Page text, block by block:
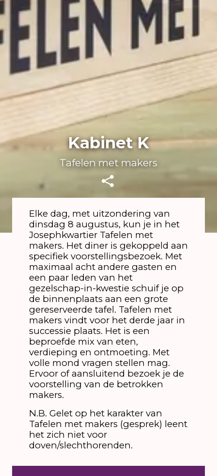
Kabinet K
Tafelen met makers
Elke dag, met uitzondering van
dinsdag 8 augustus, kun je in het
Josephkwartier Tafelen met
makers. Het diner is gekoppeld aan
specifiek voorstellingsbezoek. Met
maximaal acht andere gasten en
een paar leden van het
gezelschap-in-kwestie schuif je op
de binnenplaats aan een grote
gereserveerde tafel. Tafelen met
makers vindt voor het derde jaar in
successie plaats. Het is een
beproefde mix van eten,
verdieping en ontmoeting. Met
volle mond vragen stellen mag.
Ervoor of aansluitend bezoek je de
voorstelling van de betrokken
makers.
N.B. Gelet op het karakter van
Tafelen met makers (gesprek) leent
het zich niet voor
doven/slechthorenden.